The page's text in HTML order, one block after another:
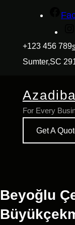
+123 456 789
Sumter,SC
For Every
Get A
Beyoğlu